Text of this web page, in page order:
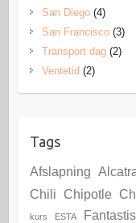
San Diego(4)
San Francisco(3)
Transport dag(2)
Ventetid (2)
Tags
Afslapning
Chili Chipotle
kurs ESTA